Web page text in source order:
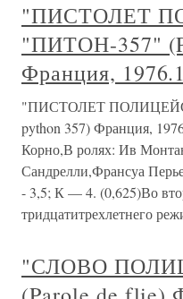
"ПИСТОЛЕТ
"ПИТОН-357"
Франция,
"ПИСТОЛЕТ
python 357) Франция,
Корно,В ролях: Ив
Сандрелли,Франсуа
- 3,5; К — 4. (0,625)Во
тридцатитрехлетнего
"СЛОВО